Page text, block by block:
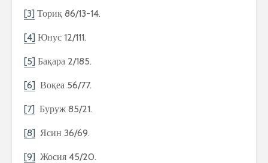
[3] Ториқ 86/13-14.
[4] Юнус 12/111.
[5] Бақара 2/185.
[6] Воқеа 56/77.
[7] Буруж 85/21.
[8] Ясин 36/69.
[9] Жосия 45/20.